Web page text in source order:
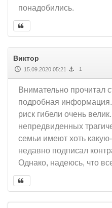
понадобились.
Виктор
15.09.2020 05:21 1
Внимательно прочитал
подробная
риск гибели очень
непредвиденных
семьи имеют хоть
недавно подписал
Однако, надеюсь, что